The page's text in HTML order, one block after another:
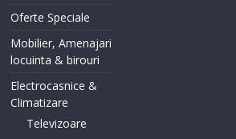
Oferte Speciale
Mobilier, Amenajari
locuinta & birouri
Electrocasnice &
Climatizare
Televizoare